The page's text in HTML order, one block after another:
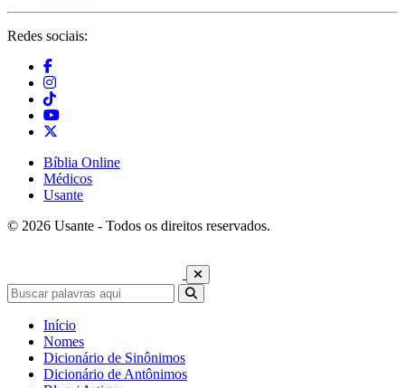
Redes sociais:
Bíblia Online
Médicos
Usante
© 2026 Usante - Todos os direitos reservados.
Início
Nomes
Dicionário de Sinônimos
Dicionário de Antônimos